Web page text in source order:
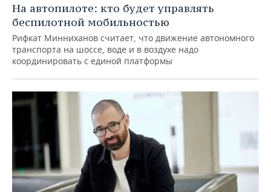
На автопилоте: кто будет управлять
беспилотной мобильностью
Рифкат Минниханов считает, что движение автономного
транспорта на шоссе, воде и в воздухе надо
координировать с единой платформы